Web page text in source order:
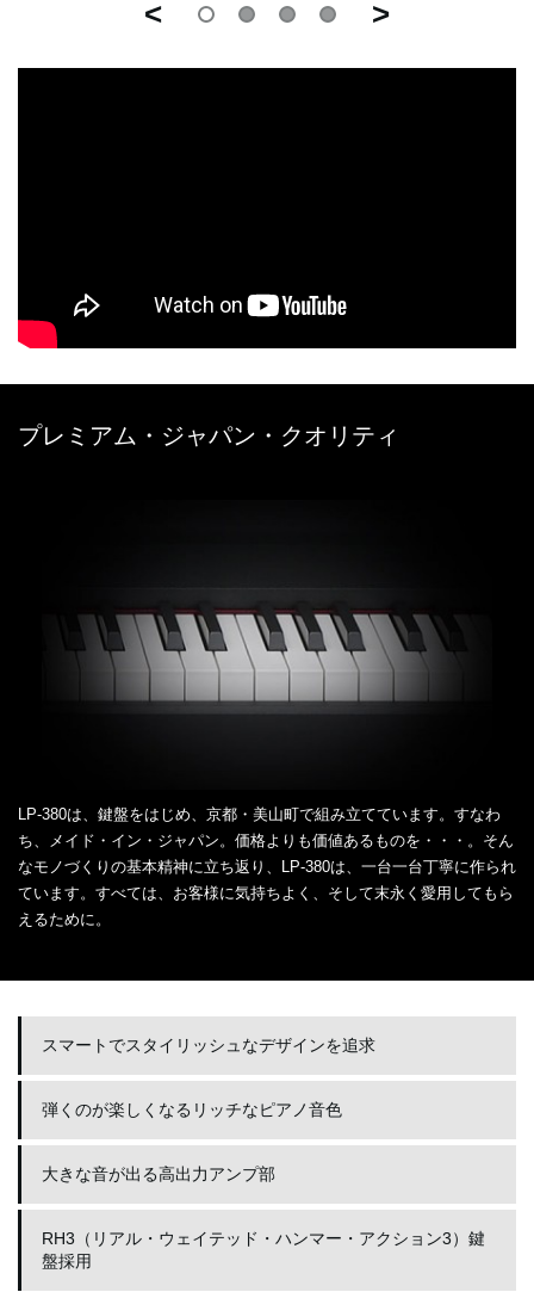
< >
プレミアム・ジャパン・クオリティ
LP-380は、鍵盤をはじめ、京都・美山町で組み立てています。すなわ
ち、メイド・イン・ジャパン。価格よりも価値あるものを・・・。そん
なモノづくりの基本精神に立ち返り、LP-380は、一台一台丁寧に作られ
ています。すべては、お客様に気持ちよく、そして末永く愛用してもら
えるために。
スマートでスタイリッシュなデザインを追求
弾くのが楽しくなるリッチなピアノ音色
大きな音が出る高出力アンプ部
RH3（リアル・ウェイテッド・ハンマー・アクション3）鍵
盤採用